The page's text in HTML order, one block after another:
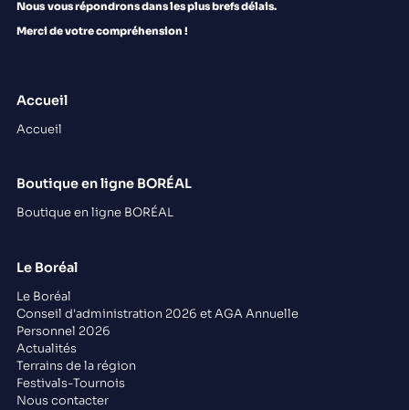
Nous vous répondrons dans les plus brefs délais.
Merci de votre compréhension !
Accueil
Accueil
Boutique en ligne BORÉAL
Boutique en ligne BORÉAL
Le Boréal
Le Boréal
Conseil d'administration 2026 et AGA Annuelle
Personnel 2026
Actualités
Terrains de la région
Festivals-Tournois
Nous contacter